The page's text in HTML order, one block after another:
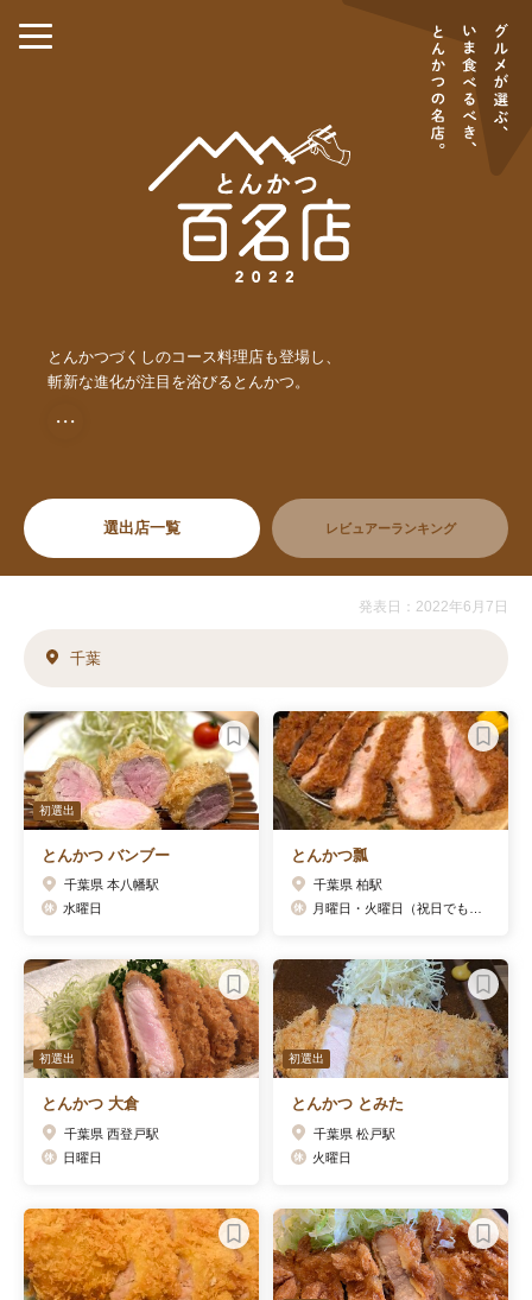
とんかつづくしのコース料理店も登場し、
斬新な進化が注目を浴びるとんかつ。
・・・
選出店一覧 レビュアーランキング
発表日：2022年6月7日
千葉
初選出
とんかつ バンブー
千葉県 本八幡駅
水曜日
とんかつ瓢
千葉県 柏駅
初選出
とんかつ 大倉
千葉県 西登戸駅
日曜日
初選出
とんかつ とみた
千葉県 松戸駅
火曜日